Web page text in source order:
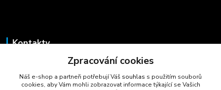
Kontakty
+420 723 725 881
(Po-Pá, 8-16 hod.)
Zpracování cookies
Náš e-shop a partneři potřebují Váš souhlas s použitím souborů
cookies, aby Vám mohli zobrazovat informace týkající se Vašich